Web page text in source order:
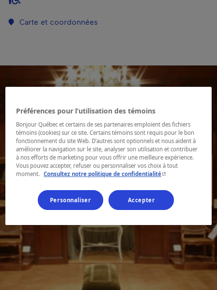
Carte et coordonnées
Préférences pour l’utilisation des témoins
Bonjour Québec et certains de ses partenaires emploient des fichiers
témoins (cookies) sur ce site. Certains témoins sont requis pour le bon
fonctionnement du site Web. D’autres sont optionnels et nous aident à
améliorer la navigation sur le site, analyser son utilisation et contribuer
à nos efforts de marketing pour vous offrir une meilleure expérience.
Vous pouvez accepter, refuser ou personnaliser vos choix à tout
moment. Consultez notre politique de confidentialité- Cet hyperlien
Personnaliser Accepter